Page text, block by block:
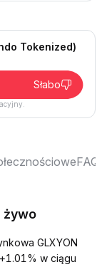
Tokenized)
Słabo
FAQ
żywo
GLXYON
w ciągu